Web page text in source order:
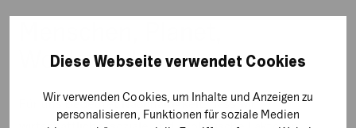
Diese Webseite verwendet Cookies
Wir verwenden Cookies, um Inhalte und Anzeigen zu
personalisieren, Funktionen für soziale Medien
Wohlstand
Für uns bedeutet Nachhaltigkeit, dass wir